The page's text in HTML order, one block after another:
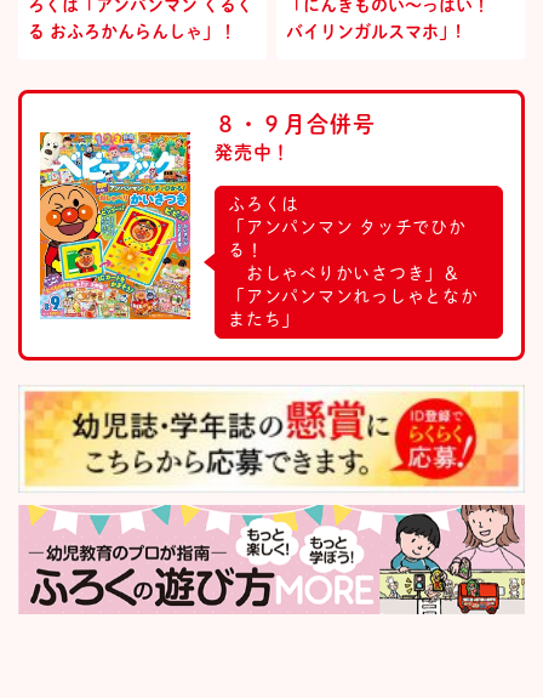
ろくは「アンパンマン くるく
る おふろかんらんしゃ」！
「にんきものい～っぱい！
バイリンガルスマホ」!
８・９月合併号
発売中！
ふろくは
「アンパンマン タッチでひか
る！
おしゃべりかいさつき」＆
「アンパンマンれっしゃとなか
またち」